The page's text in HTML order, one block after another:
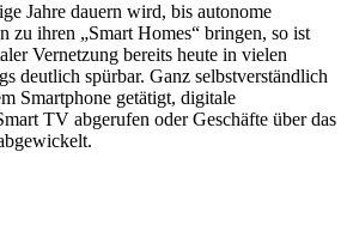
Jahre dauern wird, bis autonome
zu ihren „Smart Homes“ bringen, so ist
Vernetzung bereits heute in vielen
deutlich spürbar. Ganz selbstverständlich
Smartphone getätigt, digitale
TV abgerufen oder Geschäfte über das